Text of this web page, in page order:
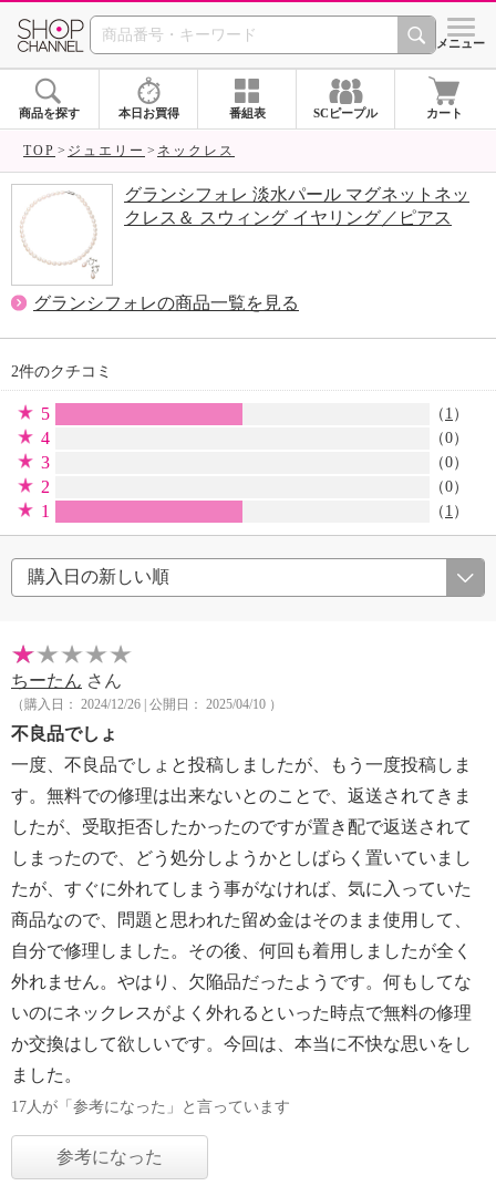
SHOP CHANNEL シメニュー
商品を探す 本日お買得 番組表 SCピープル カート
TOP ジュエリー ネックレス
グランシフォレ 淡水パール マグネットネッ
クレス＆ スウィング イヤリング／ピアス
グランシフォレの商品一覧を見る
2件のクチコミ
5 （ 1 ）
4 （0）
3 （0）
2 （0）
1 （ 1 ）
ちーたん さん
（購入日： 2024/12/26 | 公開日： 2025/04/10 ）
不良品でしょ
一度、不良品でしょと投稿しましたが、もう一度投稿しま
す。無料での修理は出来ないとのことで、返送されてきま
したが、受取拒否したかったのですが置き配で返送されて
しまったので、どう処分しようかとしばらく置いていまし
たが、すぐに外れてしまう事がなければ、気に入っていた
商品なので、問題と思われた留め金はそのまま使用して、
自分で修理しました。その後、何回も着用しましたが全く
外れません。やはり、欠陥品だったようです。何もしてな
いのにネックレスがよく外れるといった時点で無料の修理
か交換はして欲しいです。今回は、本当に不快な思いをし
ました。
17人が「参考になった」と言っています
参考になった